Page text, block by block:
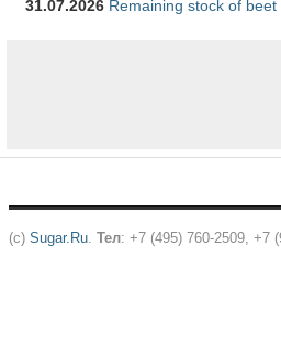
31.07.2026 Remaining stock of
(c) Sugar.Ru. Тел: +7 (495) 760-2509, +7